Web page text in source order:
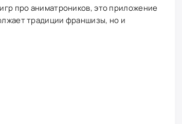
про аниматроников, это приложение
традиции франшизы, но и